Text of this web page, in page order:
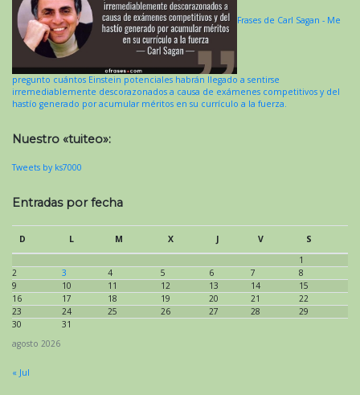
Frases de Carl Sagan - Me
pregunto cuántos Einstein potenciales habrán llegado a sentirse
irremediablemente descorazonados a causa de exámenes competitivos y del
hastío generado por acumular méritos en su currículo a la fuerza.
Nuestro «tuiteo»:
Tweets by ks7000
Entradas por fecha
agosto 2026
D L M X J V
S
1
2
3 4 5 6 7
8
9
10 11 12 13 14
15
16
17 18 19 20 21
22
23
24 25 26 27 28
29
30
31
« Jul